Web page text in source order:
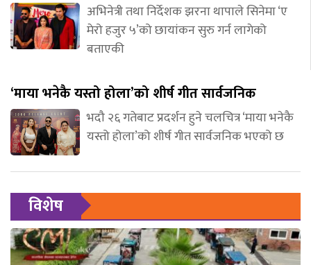
अभिनेत्री तथा निर्देशक झरना थापाले सिनेमा ‘ए
मेरो हजुर ५’को छायांकन सुरु गर्न लागेको
बताएकी
‘माया भनेकै यस्तो होला’को शीर्ष गीत सार्वजनिक
भदौ २६ गतेबाट प्रदर्शन हुने चलचित्र ‘माया भनेकै
यस्तो होला’को शीर्ष गीत सार्वजनिक भएको छ
विशेष